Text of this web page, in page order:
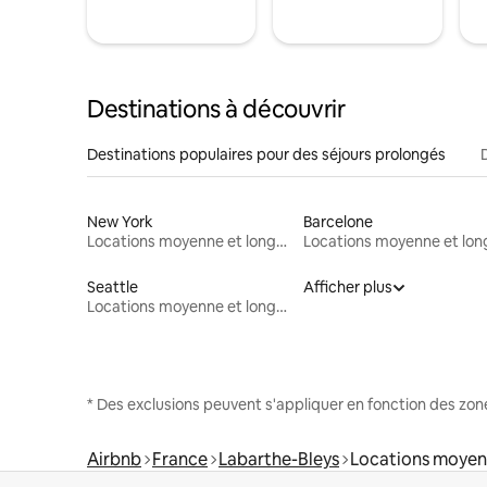
Destinations à découvrir
Destinations populaires pour des séjours prolongés
New York
Locations moyenne et longue durée
Barcelone
Seattle
Locations moyenne et longue durée
Afficher plus
* Des exclusions peuvent s'appliquer en fonction des
Airbnb France Labarthe-Bleys Locations